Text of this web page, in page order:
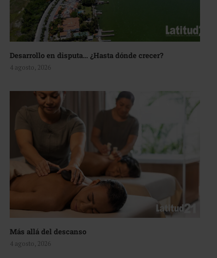
Desarrollo en disputa… ¿Hasta dónde crecer?
4 agosto, 2026
Más allá del descanso
4 agosto, 2026